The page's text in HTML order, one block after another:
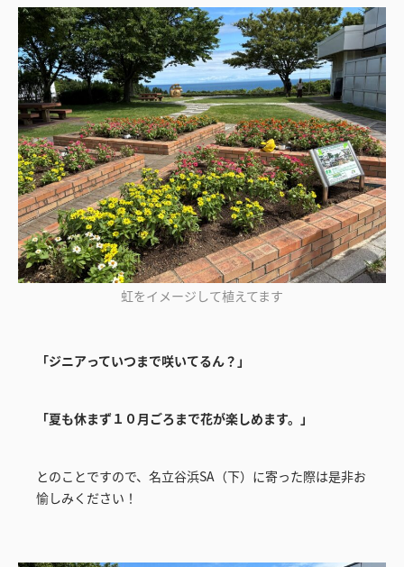
虹をイメージして植えてます
「ジニアっていつまで咲いてるん？」
「夏も休まず１０月ごろまで花が楽しめます。」
とのことですので、名立谷浜SA（下）に寄った際は是非お
愉しみください！